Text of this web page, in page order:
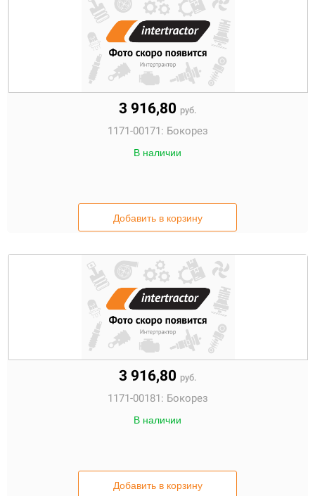
3 916,80 руб.
1171-00171: Бокорез
В наличии
Добавить в корзину
3 916,80 руб.
1171-00181: Бокорез
В наличии
Добавить в корзину